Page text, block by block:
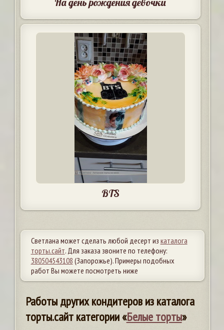
BTS
Светлана может сделать любой десерт из каталога
торты.сайт. Для заказа звоните по телефону:
380504543108 (Запорожье). Примеры подобных
работ Вы можете посмотреть ниже
Работы других кондитеров из каталога
торты.сайт категории «Белые торты»